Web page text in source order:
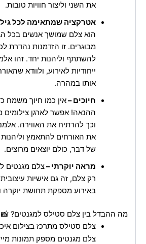
את השני וליצור חוויות טובות.
אטרקציה שמתאימה לכל
הוא צלם שמושך אנשים בכל
מבוגרים. זו הזדמנות נהדרת
להשתתף וליהנות יחד. זהו
ייחודיות לאירוע, ולוודא
אותו במהרה.
חיוכים –אין כמו חיוך משמח
ההנאה! אפשר לארגן צילומים
וכך להרתיח את האווירה.
את האורחים להתאמץ
של דבר, כולם יוצאים מרוצים.
מראה יוקרתי –צלם מגנטים
רק צלם, זה גם אישיות
באירוע מספקת תחושת יוקרה
מה ההבדל בין צלם סטילס למגנטים?
צלם סטילס מתרכז בצילום
צלם מגנטים מספק תמונות